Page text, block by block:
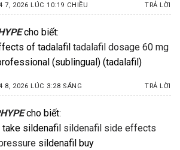
7, 2026 LÚC 10:19 CHIỀU TRẢ LỜI
cho biết:
of tadalafil tadalafil dosage 60 mg
(sublingual) (tadalafil)
8, 2026 LÚC 3:28 SÁNG TRẢ LỜI
cho biết:
take sildenafil sildenafil side effects
sildenafil buy